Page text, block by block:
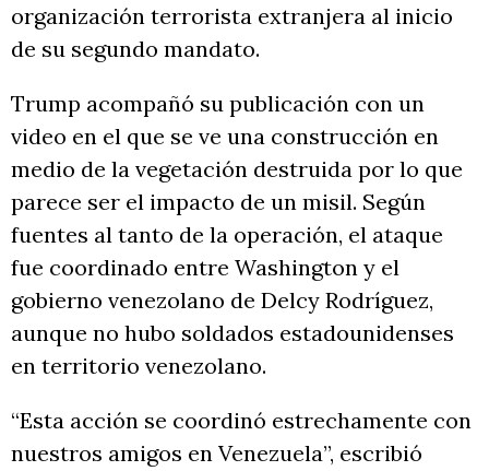
organización terrorista extranjera al inicio
de su segundo mandato.
Trump acompañó su publicación con un
video en el que se ve una construcción en
medio de la vegetación destruida por lo que
parece ser el impacto de un misil. Según
fuentes al tanto de la operación, el ataque
fue coordinado entre Washington y el
gobierno venezolano de Delcy Rodríguez,
aunque no hubo soldados estadounidenses
en territorio venezolano.
“Esta acción se coordinó estrechamente con
nuestros amigos en Venezuela”, escribió